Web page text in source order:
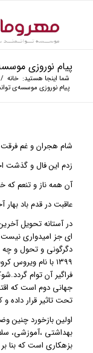
پیام نوروزی
شما اینجا هستید: خانه /
پیام نوروزی موسسه‌ی
شام هجران و غم فرقت
زدم این فال و گذشت
آن همه ناز و تنعم که
عاقبت در قدم باد بهار
در آستانه تحویل
ای جز امیدواری
دگرگونی و تحول و
۱۳۹۹ با نام
فراگیر آن توام
جهانی دوم است که
تحت تاثیر قرار داده و
اولین بازخورد چنین
بهداشتی ،آموزشی،
بزهکاری است که بنا